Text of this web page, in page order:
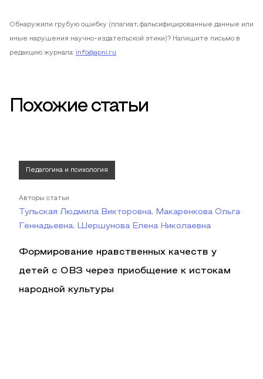
Обнаружили грубую ошибку (плагиат, фальсифицированные данные или
иные нарушения научно-издательской этики)? Напишите письмо в
редакцию журнала: info@apni.ru
Похожие статьи
Педагогика и психология
Авторы статьи
Тульская Людмила Викторовна, Макаренкова Ольга
Геннадьевна, Шершунова Елена Николаевна
Формирование нравственных качеств у
детей с ОВЗ через приобщение к истокам
народной культуры